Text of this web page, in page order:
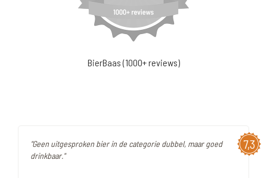
BierBaas (1000+ reviews)
7,3
"Geen uitgesproken bier in de categorie dubbel, maar goed
drinkbaar."